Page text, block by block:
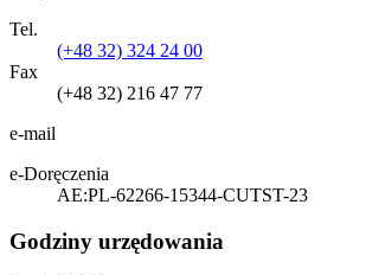
Tel.
(+48 32) 324 24 00
Fax
(+48 32) 216 47 77
e-mail
e-Doręczenia
AE:PL-62266-15344-CUTST-23
Godziny urzędowania